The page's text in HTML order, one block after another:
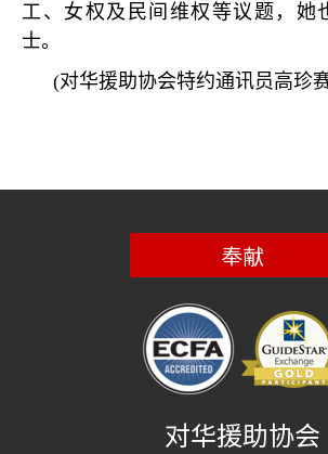
工、女权及民间维权等议题，她
士。
(对华援助协会特约通讯员高珍
奉献
对华援助协会